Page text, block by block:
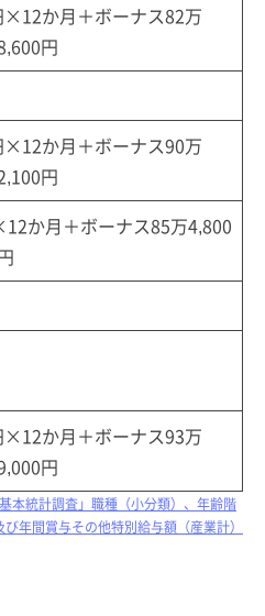
×12か月＋ボーナス82万
円
×12か月＋ボーナス90万
円
か月＋ボーナス85万4,800
×12か月＋ボーナス93万
円
本統計調査」職種（小分類）、年齢階
年間賞与その他特別給与額（産業計）